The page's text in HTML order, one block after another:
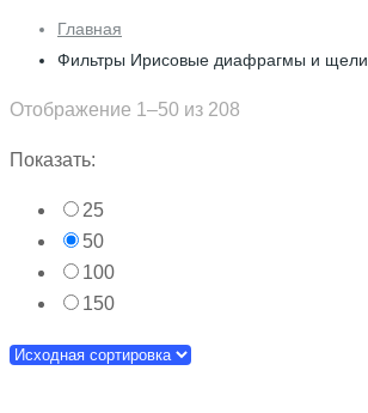
Главная
Фильтры Ирисовые диафрагмы и щели
Отображение 1–50 из 208
Показать:
25
50
100
150